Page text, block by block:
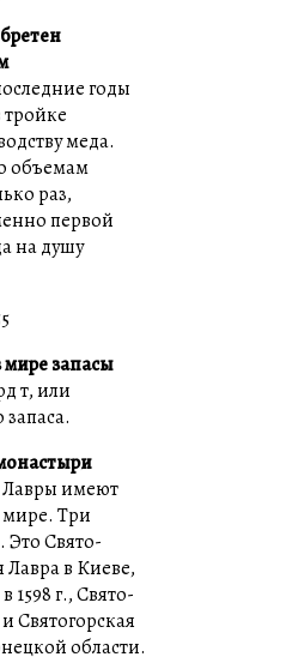
годы
тройке
меда.
объемам
раз,
первой
на душу
запасы
т, или
запаса.
Лавры имеют
мире. Три
Это Свято-
Лавра в Киеве,
1598 г., Свято-
Святогорская
области.